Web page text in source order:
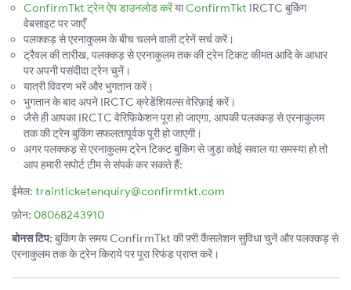
ConfirmTkt ट्रेन ऐप डाउनलोड करेंयाConfirmTkt IRCTC बुकिंग
वेबसाइट पर जाएँ
पलक्कड़ से एरनाकुलम के बीच चलने वाली ट्रेनें सर्च करें।
ट्रैवल की तारीख, पलक्कड़ से एरनाकुलम तक की ट्रेन टिकट कीमत आदि के आधार
पर अपनी पसंदीदा ट्रेन चुनें।
यात्री विवरण भरें और भुगतान करें।
भुगतान के बाद अपने IRCTC क्रेडेंशियल्स वेरिफ़ाई करें।
जैसे ही आपका IRCTC वेरिफ़िकेशन पूरा हो जाएगा, आपकी पलक्कड़ से एरनाकुलम
तक की ट्रेन बुकिंग सफलतापूर्वक पूरी हो जाएगी।
अगर पलक्कड़ से एरनाकुलम ट्रेन टिकट बुकिंग से जुड़ा कोई सवाल या समस्या हो तो
आप हमारी सपोर्ट टीम से संपर्क कर सकते हैं:
ईमेल: trainticketenquiry@confirmtkt.com
फ़ोन: 08068243910
बोनस टिप: बुकिंग के समय ConfirmTkt की फ़्री कैंसलेशन सुविधा चुनें और पलक्कड़ से
एरनाकुलम तक के ट्रेन किराये पर पूरा रिफंड प्राप्त करें।